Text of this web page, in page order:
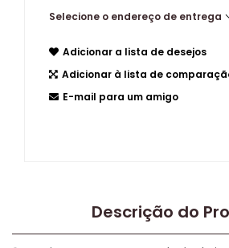
Selecione o endereço de entrega
Adicionar a lista de desejos
Adicionar à lista de
E-mail para um amigo
Descrição do